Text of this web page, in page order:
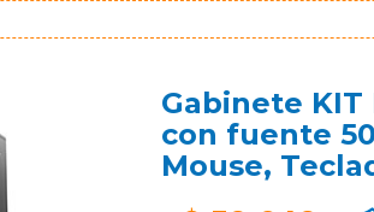
Gabinete KIT
con fuente
Mouse,